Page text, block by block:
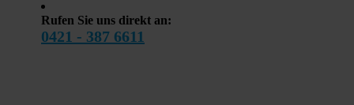
Rufen Sie uns direkt an:
0421 - 387 6611